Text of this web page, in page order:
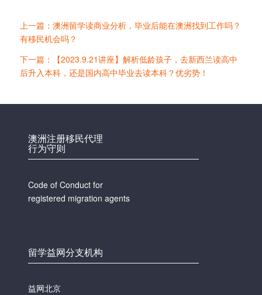
上一篇：澳洲留学读商业分析，毕业后能在澳洲找到工作吗？
有移民机会吗？
下一篇：【2023.9.21讲座】解析低龄孩子，去新西兰读高中
后升入本科，还是国内高中毕业去读本科？优劣势！
澳洲注册移民代理
行为守则
Code of Conduct for
registered migration agents
留学益网分支机构
益网北京